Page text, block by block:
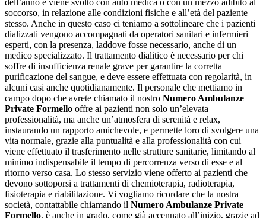
dell’anno e viene svolto con auto medica o con un mezzo adibito al
soccorso, in relazione alle condizioni fisiche e all’età del paziente
stesso. Anche in questo caso ci teniamo a sottolineare che i pazienti
dializzati vengono accompagnati da operatori sanitari e infermieri
esperti, con la presenza, laddove fosse necessario, anche di un
medico specializzato. Il trattamento dialitico è necessario per chi
soffre di insufficienza renale grave per garantire la corretta
purificazione del sangue, e deve essere effettuata con regolarità, in
alcuni casi anche quotidianamente. Il personale che mettiamo in
campo dopo che avrete chiamato il nostro Numero Ambulanze
Private Formello offre ai pazienti non solo un’elevata
professionalità, ma anche un’atmosfera di serenità e relax,
instaurando un rapporto amichevole, e permette loro di svolgere una
vita normale, grazie alla puntualità e alla professionalità con cui
viene effettuato il trasferimento nelle strutture sanitarie, limitando al
minimo indispensabile il tempo di percorrenza verso di esse e al
ritorno verso casa. Lo stesso servizio viene offerto ai pazienti che
devono sottoporsi a trattamenti di chemioterapia, radioterapia,
fisioterapia e riabilitazione. Vi vogliamo ricordare che la nostra
società, contattabile chiamando il Numero Ambulanze Private
Formello, è anche in grado, come già accennato all’inizio, grazie ad